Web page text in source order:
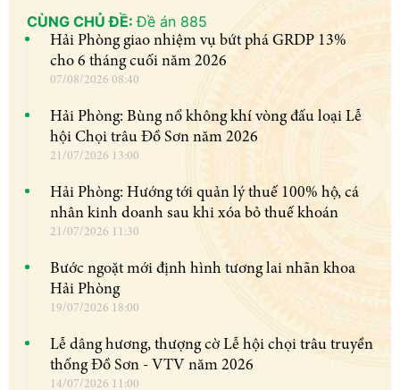
CÙNG CHỦ ĐỀ:Đề án 885
Hải Phòng giao nhiệm vụ bứt phá GRDP 13%
cho 6 tháng cuối năm 2026
07/08/2026 08:40
Hải Phòng: Bùng nổ không khí vòng đấu loại Lễ
hội Chọi trâu Đồ Sơn năm 2026
21/07/2026 13:00
Hải Phòng: Hướng tới quản lý thuế 100% hộ, cá
nhân kinh doanh sau khi xóa bỏ thuế khoán
21/07/2026 11:30
Bước ngoặt mới định hình tương lai nhãn khoa
Hải Phòng
19/07/2026 18:00
Lễ dâng hương, thượng cờ Lễ hội chọi trâu truyền
thống Đồ Sơn - VTV năm 2026
14/07/2026 11:00